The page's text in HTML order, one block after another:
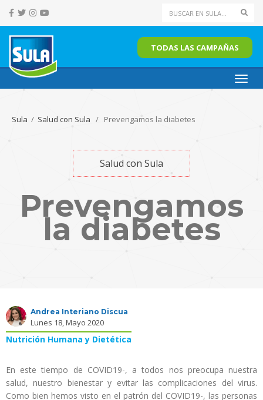
TODAS LAS CAMPAÑAS
Sula / Salud con Sula / Prevengamos la diabetes
Salud con Sula
Prevengamos
la diabetes
Andrea Interiano Discua
Lunes 18, Mayo 2020
Nutrición Humana y Dietética
En este tiempo de COVID19-, a todos nos preocupa nuestra
salud, nuestro bienestar y evitar las complicaciones del virus.
Como bien hemos visto en el patrón del COVID19-, las personas